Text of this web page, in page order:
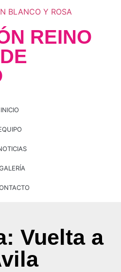
REINO
INICIO
Vuelta a